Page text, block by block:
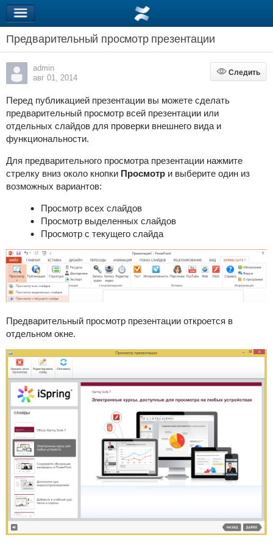
Предварительный просмотр презентации
admin
авг 01, 2014
Следить
Следить
Перед публикацией презентации вы можете сделать
предварительный просмотр всей презентации или
отдельных слайдов для проверки внешнего вида и
функциональности.
Для предварительного просмотра презентации нажмите
стрелку вниз около кнопки Просмотри выберите один из
возможных вариантов:
Просмотр всех слайдов
Просмотр выделенных слайдов
Просмотр с текущего слайда
Предварительный просмотр презентации откроется в
отдельном окне.